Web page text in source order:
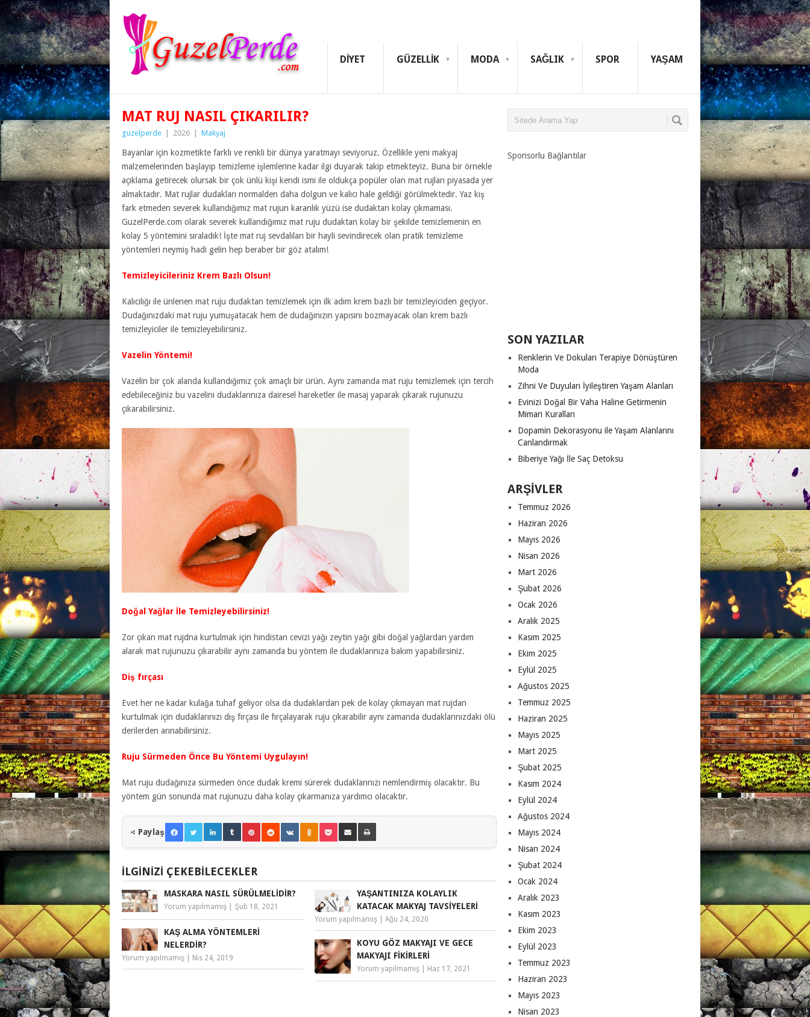
DIYET GÜZELLIK MODA SAĞLIK SPOR YAŞAM
MAT RUJ NASIL ÇIKARILIR?
guzelperde 2026 Makyaj
Bayanlar için kozmetikte farklı ve renkli bir dünya yaratmayı seviyoruz. Özellikle yeni makyaj
malzemelerinden başlayıp temizleme işlemlerine kadar ilgi duyarak takip etmekteyiz. Buna bir örnekle
açıklama getirecek olursak bir çok ünlü kişi kendi ismi ile oldukça popüler olan mat rujları piyasada yer
almaktadır. Mat rujlar dudakları normalden daha dolgun ve kalıcı hale geldiği görülmektedir. Yaz kış
fark etmeden severek kullandığımız mat rujun karanlık yüzü ise dudaktan kolay çıkmaması.
GuzelPerde.com olarak severek kullandığımız mat ruju dudaktan kolay bir şekilde temizlemenin en
kolay 5 yöntemini sıraladık! İşte mat ruj sevdalıları bir hayli sevindirecek olan pratik temizleme
yöntemleri neymiş hadi gelin hep beraber bir göz atalım!
Temizleyicileriniz Krem Bazlı Olsun!
Kalıcılığı ile ünlenen mat ruju dudaktan temizlemek için ilk adım krem bazlı bir temizleyiciden geçiyor.
Dudağınızdaki mat ruju yumuşatacak hem de dudağınızın yapısını bozmayacak olan krem bazlı
temizleyiciler ile temizleyebilirsiniz.
Vazelin Yöntemi!
Vazelin bir çok alanda kullandığımız çok amaçlı bir ürün. Aynı zamanda mat ruju temizlemek için tercih
edebileceğiniz bu vazelini dudaklarınıza dairesel hareketler ile masaj yaparak çıkarak rujunuzu
çıkarabilirsiniz.
Doğal Yağlar İle Temizleyebilirsiniz!
Zor çıkan mat rujdna kurtulmak için hindistan cevizi yağı zeytin yağı gibi doğal yağlardan yardım
alarak mat rujunuzu çıkarabilir aynı zamanda bu yöntem ile dudaklarınıza bakım yapabilirsiniz.
Diş fırçası
Evet her ne kadar kulağa tuhaf geliyor olsa da dudaklardan pek de kolay çıkmayan mat rujdan
kurtulmak için dudaklarınızı diş fırçası ile fırçalayarak ruju çıkarabilir aynı zamanda dudaklarınızdaki ölü
derilerden arınabilirsiniz.
Ruju Sürmeden Önce Bu Yöntemi Uygulayın!
Mat ruju dudağınıza sürmeden önce dudak kremi sürerek dudaklarınızı nemlendirmiş olacaktır. Bu
yöntem gün sonunda mat rujunuzu daha kolay çıkarmanıza yardımcı olacaktır.
Paylaş
İLGINIZI ÇEKEBILECEKLER
MASKARA NASIL SÜRÜLMELIDIR?
Yorum yapılmamış Şub 18, 2021
YAŞANTINIZA KOLAYLIK
KATACAK MAKYAJ TAVSIYELERI
Yorum yapılmamış |Ağu 24, 2020
KAŞ ALMA YÖNTEMLERI
NELERDIR?
Yorum yapılmamış Nis 24, 2019
KOYU GÖZ MAKYAJI VE GECE
MAKYAJI FIKIRLERI
Yorum yapılmamış Haz 17, 2021
Sponsorlu Bağlantılar
SON YAZILAR
Renklerin Ve Dokuları Terapiye Dönüştüren
Moda
Zihni Ve Duyuları İyileştiren Yaşam Alanları
Evinizi Doğal Bir Vaha Haline Getirmenin
Mimari Kuralları
Dopamin Dekorasyonu ile Yaşam Alanlarını
Canlandırmak
Biberiye Yağı İle Saç Detoksu
ARŞIVLER
Temmuz 2026
Haziran 2026
Mayıs 2026
Nisan 2026
Mart 2026
Şubat 2026
Ocak 2026
Aralık 2025
Kasım 2025
Ekim 2025
Eylül 2025
Ağustos 2025
Temmuz 2025
Haziran 2025
Mayıs 2025
Mart 2025
Şubat 2025
Kasım 2024
Eylül 2024
Ağustos 2024
Mayıs 2024
Nisan 2024
Şubat 2024
Ocak 2024
Aralık 2023
Kasım 2023
Ekim 2023
Eylül 2023
Temmuz 2023
Haziran 2023
Mayıs 2023
Nisan 2023